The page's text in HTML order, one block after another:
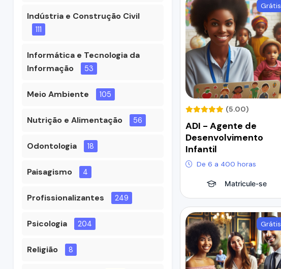
Indústria e Construção Civil
111
Informática e Tecnologia da
Informação
53
Meio Ambiente 105
Nutrição e Alimentação 56
Odontologia 18
Paisagismo 4
Profissionalizantes 249
Psicologia 204
Religião 8
Grátis
(5.00)
ADI - Agente de
Desenvolvimento
Infantil
De 6 a 400 horas
Matricule-se
Grátis